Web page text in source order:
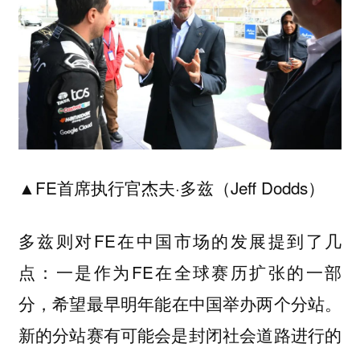
▲FE首席执行官杰夫·多兹（Jeff Dodds）
多兹则对FE在中国市场的发展提到了几
点：一是作为FE在全球赛历扩张的一部
分，希望最早明年能在中国举办两个分站。
新的分站赛有可能会是封闭社会道路进行的